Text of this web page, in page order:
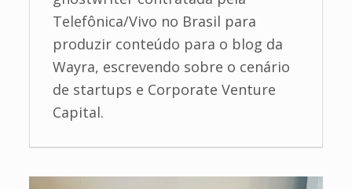
Telefônica/Vivo no Brasil para
produzir conteúdo para o blog da
Wayra, escrevendo sobre o cenário
de startups e Corporate Venture
Capital.